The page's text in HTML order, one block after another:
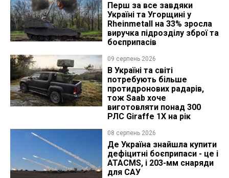
Перш за все завдяки
Україні та Угорщині у
Rheinmetall на 33% зросла
виручка підрозділу зброї та
боєприпасів
09 серпень 2026
В Україні та світі
потребують більше
протидронових радарів,
тож Saab хоче
виготовляти понад 300
РЛС Giraffe 1X на рік
08 серпень 2026
Де Україна знайшла купити
дефіцитні боєприпаси - це і
ATACMS, і 203-мм снаряди
для САУ